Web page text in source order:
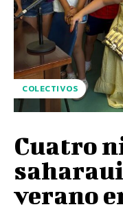
COLECTIVOS
Cuatro
verano